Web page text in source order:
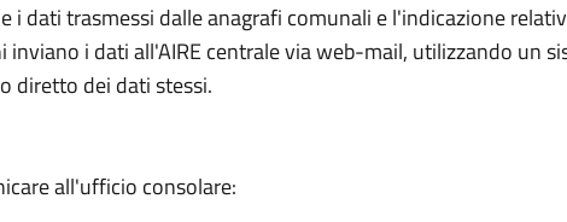
i dati trasmessi dalle anagrafi comunali e l'indicazione
i dati all'AIRE centrale via web-mail, utilizzando un
diretto dei dati stessi.
all'ufficio consolare: